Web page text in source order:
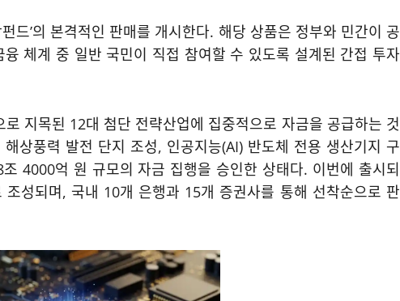
드’의 본격적인 판매를 개시한다. 해당 상품은 정부와 민간이 공
체계 중 일반 국민이 직접 참여할 수 있도록 설계된 간접 투자
지목된 12대 첨단 전략산업에 집중적으로 자금을 공급하는 것
상풍력 발전 단지 조성, 인공지능(AI) 반도체 전용 생산기지 구
4000억 원 규모의 자금 집행을 승인한 상태다. 이번에 출시되
성되며, 국내 10개 은행과 15개 증권사를 통해 선착순으로 판